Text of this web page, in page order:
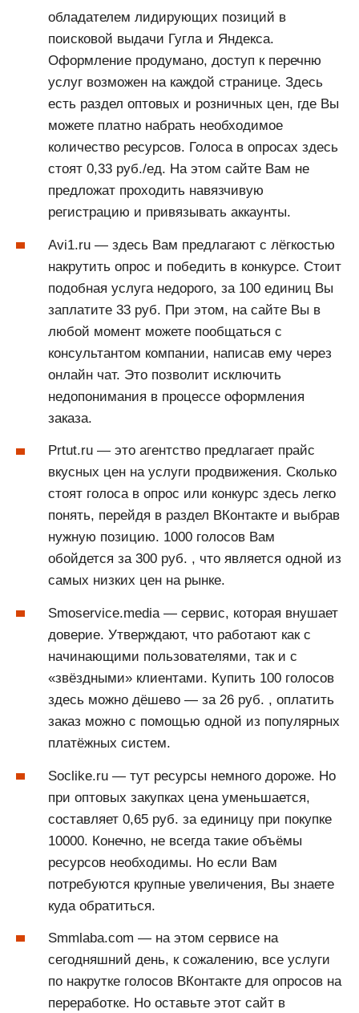
обладателем лидирующих позиций в
поисковой выдачи Гугла и Яндекса.
Оформление продумано, доступ к перечню
услуг возможен на каждой странице. Здесь
есть раздел оптовых и розничных цен, где Вы
можете платно набрать необходимое
количество ресурсов. Голоса в опросах здесь
стоят 0,33 руб./ед. На этом сайте Вам не
предложат проходить навязчивую
регистрацию и привязывать аккаунты.
Avi1.ru — здесь Вам предлагают с лёгкостью
накрутить опрос и победить в конкурсе. Стоит
подобная услуга недорого, за 100 единиц Вы
заплатите 33 руб. При этом, на сайте Вы в
любой момент можете пообщаться с
консультантом компании, написав ему через
онлайн чат. Это позволит исключить
недопонимания в процессе оформления
заказа.
Prtut.ru — это агентство предлагает прайс
вкусных цен на услуги продвижения. Сколько
стоят голоса в опрос или конкурс здесь легко
понять, перейдя в раздел ВКонтакте и выбрав
нужную позицию. 1000 голосов Вам
обойдется за 300 руб. , что является одной из
самых низких цен на рынке.
Smoservice.media — сервис, которая внушает
доверие. Утверждают, что работают как с
начинающими пользователями, так и с
«звёздными» клиентами. Купить 100 голосов
здесь можно дёшево — за 26 руб. , оплатить
заказ можно с помощью одной из популярных
платёжных систем.
Soclike.ru — тут ресурсы немного дороже. Но
при оптовых закупках цена уменьшается,
составляет 0,65 руб. за единицу при покупке
10000. Конечно, не всегда такие объёмы
ресурсов необходимы. Но если Вам
потребуются крупные увеличения, Вы знаете
куда обратиться.
Smmlaba.com — на этом сервисе на
сегодняшний день, к сожалению, все услуги
по накрутке голосов ВКонтакте для опросов на
переработке. Но оставьте этот сайт в